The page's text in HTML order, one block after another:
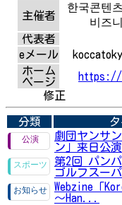
主催者
한국콘텐
비즈
代表者
eメール
ホーム
ページ
https://
修正
分類
劇団ヤンサ
ン」来日公演
第2回 パン
ゴルフスー
Webzine「
～Han...